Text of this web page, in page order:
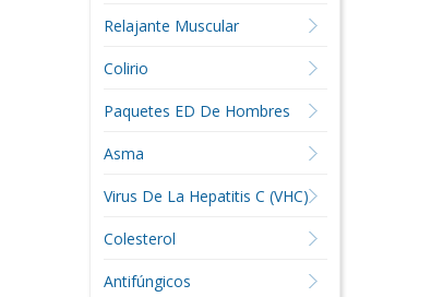
Relajante Muscular
Colirio
Paquetes ED De Hombres
Asma
Virus De La Hepatitis C (VHC)
Colesterol
Antifúngicos